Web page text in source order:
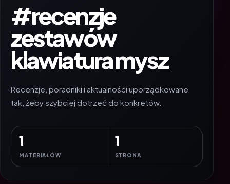
#recenzje
zestawów
klawiatura mysz
Recenzje, poradniki i aktualności uporządkowane
tak, żeby szybciej dotrzeć do konkretów.
1
MATERIAŁÓW
1
STRONA